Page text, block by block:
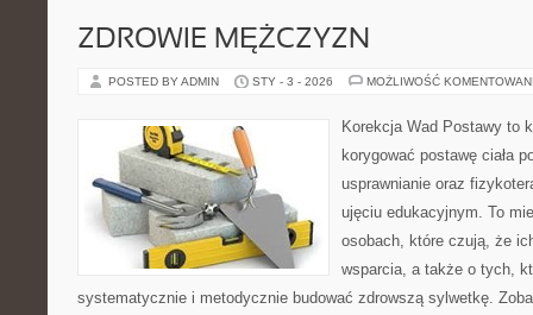
ZDROWIE MĘŻCZYZN
POSTED BY ADMIN STY - 3 - 2026 MOŻLIWOŚĆ
Korekcja Wad Postawy to
korygować postawę ciała
usprawnianie oraz
ujęciu edukacyjnym. To
osobach, które czują, że
wsparcia, a także o tych,
systematycznie i metodycznie budować zdrowszą sylwetkę.